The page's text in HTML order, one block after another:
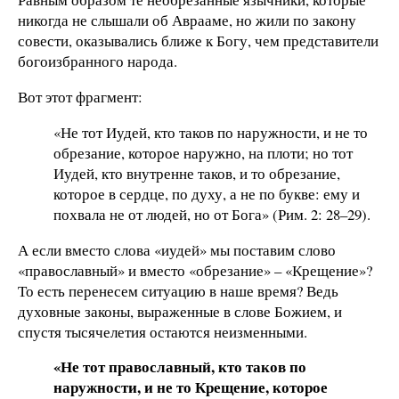
никогда не слышали об Аврааме, но жили по закону
совести, оказывались ближе к Богу, чем представители
богоизбранного народа.
Вот этот фрагмент:
«Не тот Иудей, кто таков по наружности, и не то
обрезание, которое наружно, на плоти; но тот
Иудей, кто внутренне таков, и то обрезание,
которое в сердце, по духу, а не по букве: ему и
похвала не от людей, но от Бога» (Рим. 2: 28–29).
А если вместо слова «иудей» мы поставим слово
«православный» и вместо «обрезание» – «Крещение»?
То есть перенесем ситуацию в наше время? Ведь
духовные законы, выраженные в слове Божием, и
спустя тысячелетия остаются неизменными.
«Не тот православный, кто таков по
наружности, и не то Крещение, которое